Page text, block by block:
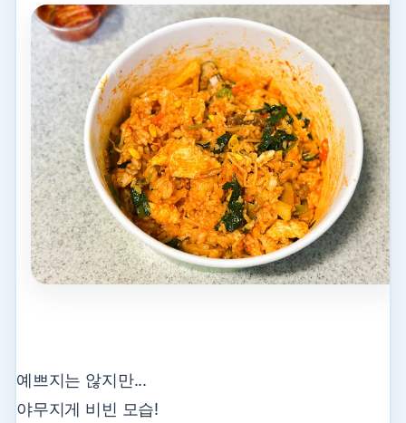
예쁘지는 않지만...
야무지게 비빈 모습!